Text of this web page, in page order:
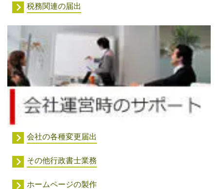
税務関連の届出
会社の各種変更届出
その他行政書士業務
ホームページの製作